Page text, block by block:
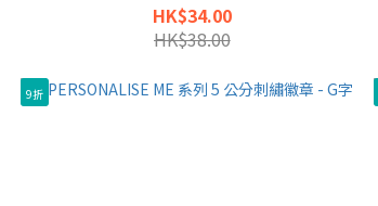
HK$34.00
HK$38.00
9折